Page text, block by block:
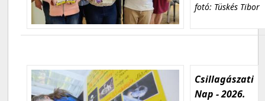
fotó: Tüskés Tibor
Csillagászati
Nap - 2026.